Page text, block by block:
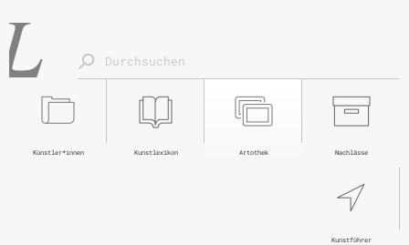
Nachlässe
Artothek
Kunstlexikon
Künstler*innen
Kunstführer